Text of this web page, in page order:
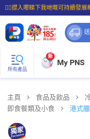
☝🏼㩒入嚟睇下我哋嘅可持續發展
⭐購物滿$399即享免費送貨；滿
所有產品
新
My PNS
主頁 食品及飲品
即食餐類及小食
港式